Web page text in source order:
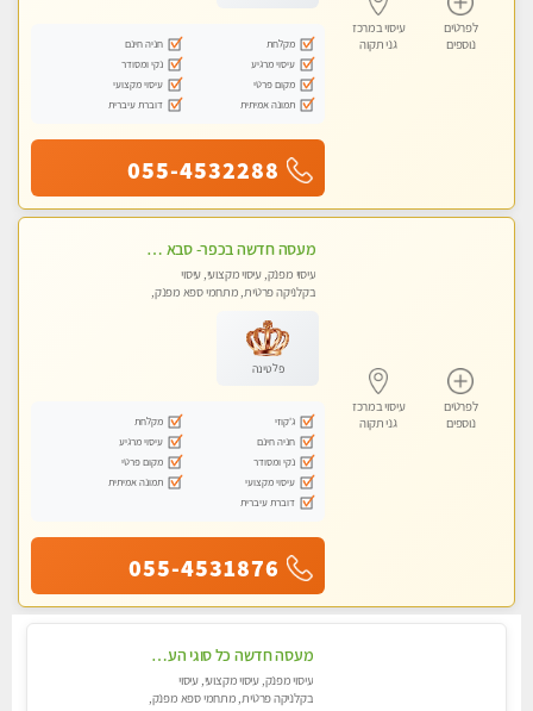
לפרטים
נוספים
עיסוי במרכז
גני תקוה
מקלחת
חניה חינם
עיסוי מרגיע
נקי ומסודר
מקום פרטי
עיסוי מקצועי
תמונה אמיתית
דוברת עיברית
055-4532288
לפרטים
נוספים
עיסוי במרכז
גני תקוה
מעסה חדשה בכפר- סבא מוזמן לחוויה בלתי נשכחת!!!עיסוי מפנק ומקצועי ביותר במקום פרטי לחלוטין!
עיסוי מפנק, עיסוי מקצועי, עיסוי
בקלניקה פרטית, מתחמי ספא מפנק,
פלטינה
ג'קוזי
מקלחת
חניה חינם
עיסוי מרגיע
נקי ומסודר
מקום פרטי
עיסוי מקצועי
תמונה אמיתית
דוברת עיברית
055-4531876
מעסה חדשה כל סוגי העיסויים מעסה מקצועית ואיכותית פרטי!!!מומלץ לחלוטין!!
עיסוי מפנק, עיסוי מקצועי, עיסוי
בקלניקה פרטית, מתחמי ספא מפנק,